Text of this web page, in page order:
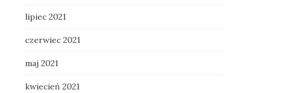
lipiec 2021
czerwiec 2021
maj 2021
kwiecień 2021